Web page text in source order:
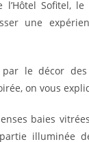
l’Hôtel Sofitel,
une
par le décor
on vous
baies
illuminée